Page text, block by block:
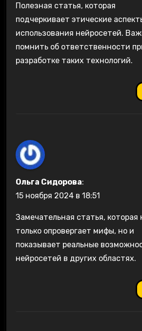
Полезная статья, которая
подчеркивает этические
использования нейросетей.
помнить об ответственности
разработке таких технологий.
Ольга Сидорова:
15 ноября 2024 в 18:51
Замечательная статья, которая
только опровергает мифы, но и
показывает реальные
нейросетей в других областях.